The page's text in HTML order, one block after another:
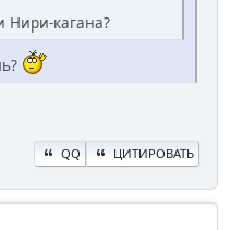
кагана?
QQ ЦИТИРОВАТЬ